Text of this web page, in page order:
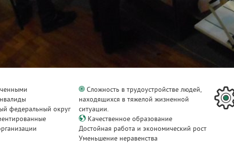
федеральный округ
Сложность в трудоустройстве людей,
находящихся в тяжелой жизненной
ситуации.
Качественное образование
Достойная работа и экономический рост
Уменьшение неравенства